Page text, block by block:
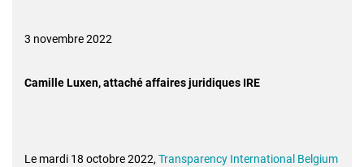
3 novembre 2022
Camille Luxen, attaché affaires juridiques IRE
Le mardi 18 octobre 2022, Transparency International Belgium